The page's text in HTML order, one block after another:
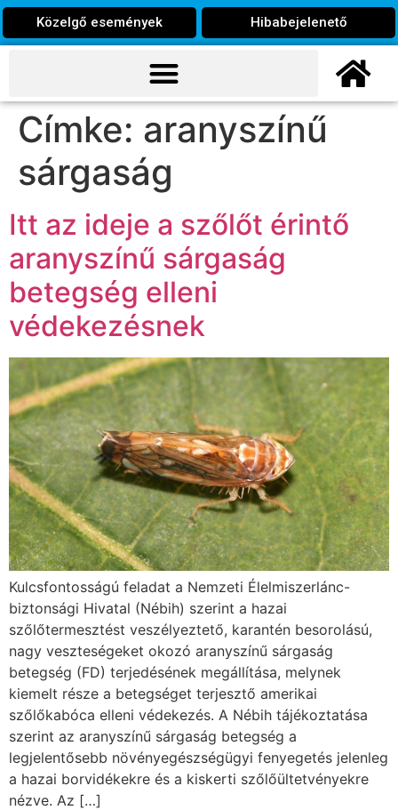
Közelgő események Hibabejelenető
Címke: aranyszínű
sárgaság
Itt az ideje a szőlőt érintő
aranyszínű sárgaság
betegség elleni
védekezésnek
Kulcsfontosságú feladat a Nemzeti Élelmiszerlánc-
biztonsági Hivatal (Nébih) szerint a hazai
szőlőtermesztést veszélyeztető, karantén besorolású,
nagy veszteségeket okozó aranyszínű sárgaság
betegség (FD) terjedésének megállítása, melynek
kiemelt része a betegséget terjesztő amerikai
szőlőkabóca elleni védekezés. A Nébih tájékoztatása
szerint az aranyszínű sárgaság betegség a
legjelentősebb növényegészségügyi fenyegetés jelenleg
a hazai borvidékekre és a kiskerti szőlőültetvényekre
nézve. Az […]